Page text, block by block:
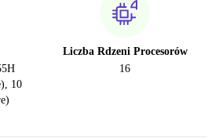
10
Liczba Rdzeni Procesorów
16